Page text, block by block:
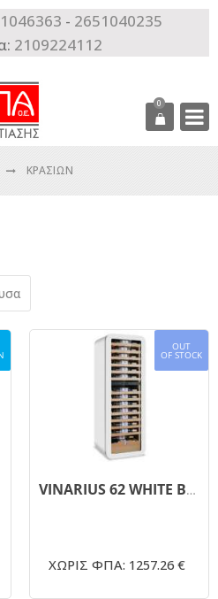
- 2651040235
2109224112
0
ΚΡΑΣΙΩΝ
OUT
OF STOCK
VINARIUS 62 WHITE Βιτρίνα κρασιών 2 θερμοκρασιών
ΧΩΡΙΣ ΦΠΑ: 1257.26 €